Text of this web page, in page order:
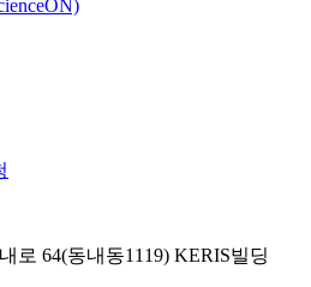
로 64(동내동1119) KERIS빌딩